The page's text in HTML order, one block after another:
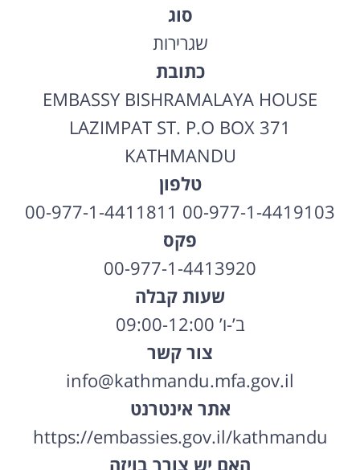
סוג
שגרירות
כתובת
EMBASSY BISHRAMALAYA HOUSE
LAZIMPAT ST. P.O BOX 371
KATHMANDU
טלפון
00-977-1-4419103 00-977-1-4411811
פקס
00-977-1-4413920
שעות קבלה
ב’-ו’ 09:00-12:00
צור קשר
info@kathmandu.mfa.gov.il
אתר אינטרנט
https://embassies.gov.il/kathmandu
האם יש צורך בויזה